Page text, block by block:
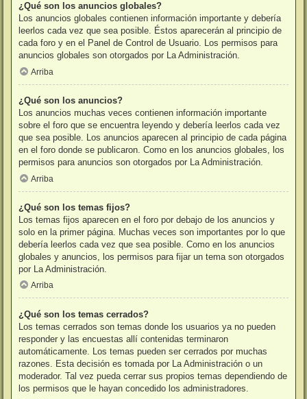
¿Qué son los anuncios globales?
Los anuncios globales contienen información importante y debería
leerlos cada vez que sea posible. Éstos aparecerán al principio de
cada foro y en el Panel de Control de Usuario. Los permisos para
anuncios globales son otorgados por La Administración.
Arriba
¿Qué son los anuncios?
Los anuncios muchas veces contienen información importante
sobre el foro que se encuentra leyendo y debería leerlos cada vez
que sea posible. Los anuncios aparecen al principio de cada página
en el foro donde se publicaron. Como en los anuncios globales, los
permisos para anuncios son otorgados por La Administración.
Arriba
¿Qué son los temas fijos?
Los temas fijos aparecen en el foro por debajo de los anuncios y
solo en la primer página. Muchas veces son importantes por lo que
debería leerlos cada vez que sea posible. Como en los anuncios
globales y anuncios, los permisos para fijar un tema son otorgados
por La Administración.
Arriba
¿Qué son los temas cerrados?
Los temas cerrados son temas donde los usuarios ya no pueden
responder y las encuestas allí contenidas terminaron
automáticamente. Los temas pueden ser cerrados por muchas
razones. Esta decisión es tomada por La Administración o un
moderador. Tal vez pueda cerrar sus propios temas dependiendo de
los permisos que le hayan concedido los administradores.